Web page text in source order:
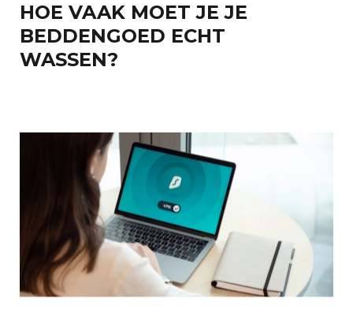
HOE VAAK MOET JE JE
BEDDENGOED ECHT
WASSEN?